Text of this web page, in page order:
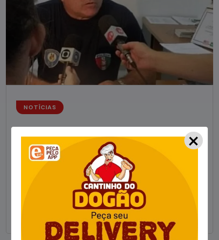
NOTÍCIAS
Foragido pela morte de delegado aposentado
em bar morre em confronto com a polícia em SC
29/01/2023
Um dos dois foragidos investigados pelo latrocínio de
um delegado aposentado em um bar de Criciúma, no
Sul catarinense, foi
×